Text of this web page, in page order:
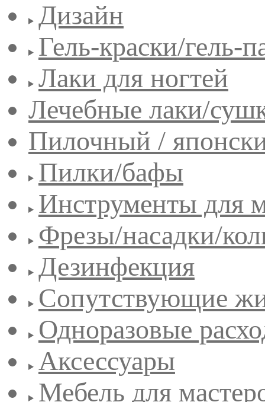
Дизайн
Гель-краски/гель-
Лаки для ногтей
Лечебные лаки/
Пилочный /
Пилки/бафы
Инструменты для
Фрезы/насадки/
Дезинфекция
Сопутствующие
Одноразовые
Аксессуары
Мебель для